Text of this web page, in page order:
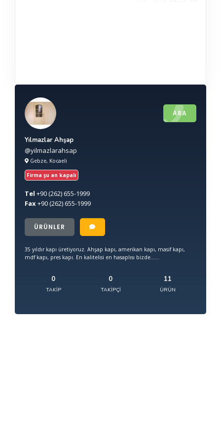
ARA
Yılmazlar Ahşap
@yilmazlarahsap
Gebze, Kocaeli
Firma şu an kapalı
Tel +90(262) 655-1999
Fax+90(262) 655-1999
ÜRÜNLER
35 yıldır kapı üretiyoruz. Ahşap kapı, amerikan kapı, masif kapı,
mdf kapı, pres kapı. En kalitelisi en hasaplısı bizde......
0
TAKIP
0
TAKIPÇI
11
ÜRÜN